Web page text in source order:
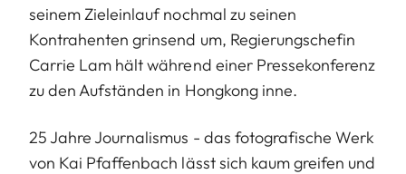
seinem Zieleinlauf nochmal zu seinen
Kontrahenten grinsend um, Regierungschefin
Carrie Lam hält während einer Pressekonferenz
zu den Aufständen in Hongkong inne.
25 Jahre Journalismus - das fotografische Werk
von Kai Pfaffenbach lässt sich kaum greifen und